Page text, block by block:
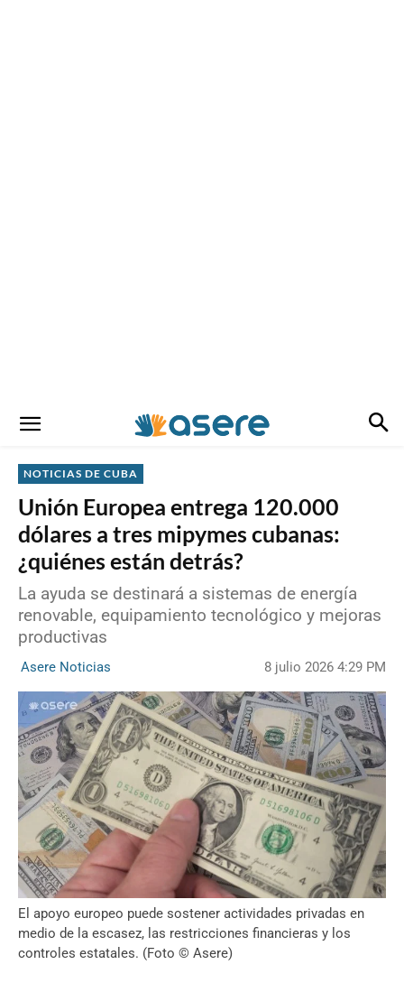
NOTICIAS DE CUBA
Unión Europea entrega 120.000
dólares a tres mipymes cubanas:
¿quiénes están detrás?
La ayuda se destinará a sistemas de energía
renovable, equipamiento tecnológico y mejoras
productivas
Asere Noticias 8 julio 2026 4:29 PM
El apoyo europeo puede sostener actividades privadas en
medio de la escasez, las restricciones financieras y los
controles estatales. (Foto © Asere)